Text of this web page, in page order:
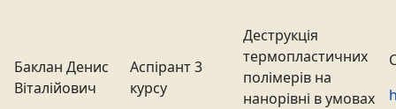
Баклан Денис
Віталійович
Аспірант 3
курсу
Деструкція
термопластичних
полімерів на
нанорівні в умовах